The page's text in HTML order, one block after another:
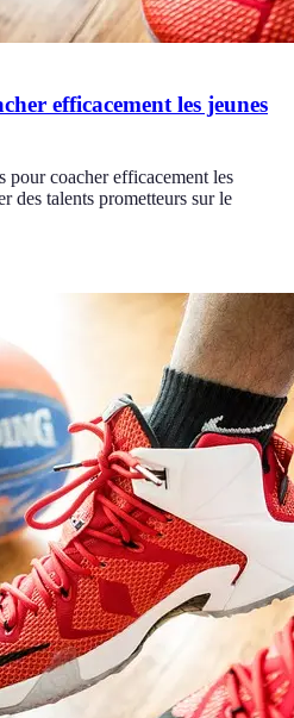
efficacement les jeunes
pour coacher efficacement les
des talents prometteurs sur le